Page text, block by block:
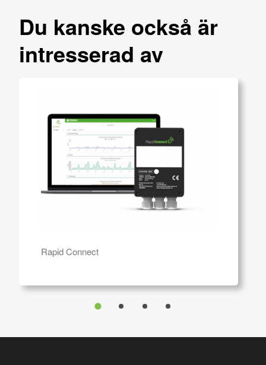
Du kanske också är
intresserad av
Rapid Connect